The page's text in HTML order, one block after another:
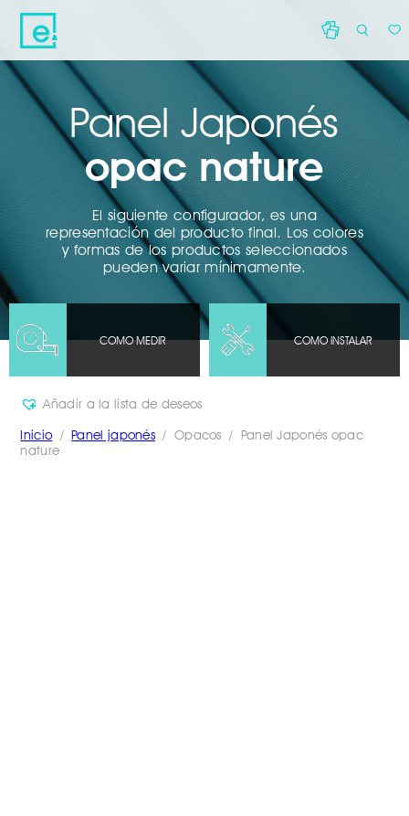
Panel Japonés
opac nature
El siguiente configurador, es una
representación del producto final. Los colores
y formas de los productos seleccionados
pueden variar mínimamente.
COMO MEDIR COMO INSTALAR
Añadir a la lista de deseos
Inicio /Panel japonés / Opacos / Panel Japonés opac
nature
Acepto que Decocasa trate tus datos personales para
o solicitud de información por correo electrónico.here.